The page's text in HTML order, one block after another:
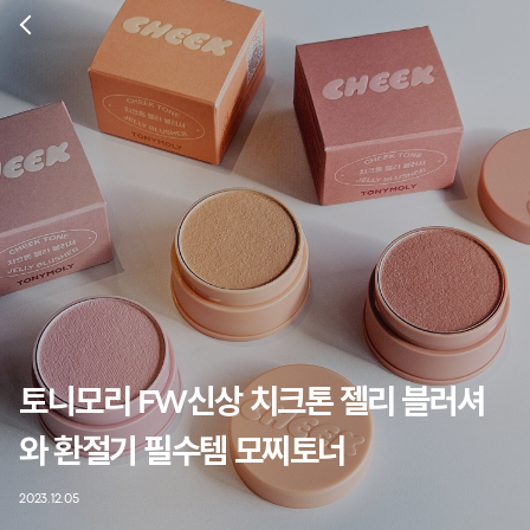
토니모리 FW신상 치크톤 젤리 블러셔
와 환절기 필수템 모찌토너
2023.12.05